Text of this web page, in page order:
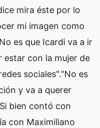
mira éste por lo
mi imagen como
es que Icardi va a ir
estar con la mujer de
sociales"."No es
y va a querer
bien contó con
con Maximiliano